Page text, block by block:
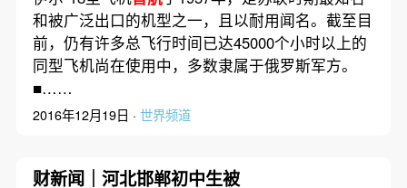
和被广泛出口的机型之一，且以耐用闻名。截至目
前，仍有许多总飞行时间已达45000个小时以上的
同型飞机尚在使用中，多数隶属于俄罗斯军方。
■……
2016年12月19日 · 世界频道
财新闻｜河北邯郸初中生被